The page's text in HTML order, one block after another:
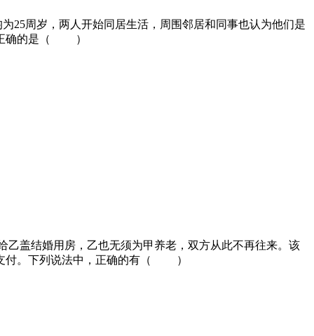
25周岁，两人开始同居生活，周围邻居和同事也认为他们是
正确的是（ ）
乙盖结婚用房，乙也无须为甲养老，双方从此不再往来。该
支付。下列说法中，正确的有（ ）